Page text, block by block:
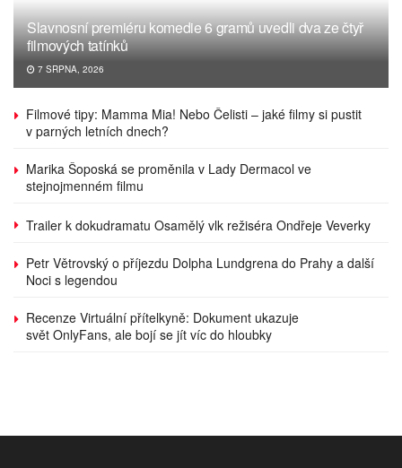
Slavnosní premiéru komedie 6 gramů uvedli dva ze čtyř
filmových tatínků
7 SRPNA, 2026
Filmové tipy: Mamma Mia! Nebo Čelisti – jaké filmy si pustit
v parných letních dnech?
Marika Šoposká se proměnila v Lady Dermacol ve
stejnojmenném filmu
Trailer k dokudramatu Osamělý vlk režiséra Ondřeje Veverky
Petr Větrovský o příjezdu Dolpha Lundgrena do Prahy a další
Noci s legendou
Recenze Virtuální přítelkyně: Dokument ukazuje
svět OnlyFans, ale bojí se jít víc do hloubky